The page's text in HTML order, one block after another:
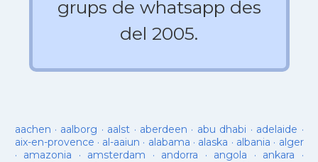
grups de whatsapp des
del 2005.
aachen · aalborg · aalst · aberdeen · abu dhabi · adelaide ·
aix-en-provence · al-aaiun · alabama · alaska · albania · alger
· amazonia · amsterdam · andorra · angola · ankara ·